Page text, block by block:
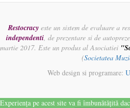
Restocracy este un sistem de evaluare a
independenti, de prezentare si de
martie 2017. Este un produs al Asociatiei
(Societatea
Web design si programare:
Experiența pe acest site va fi îmbunătățită